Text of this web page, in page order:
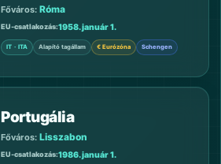
Főváros: Róma
EU-csatlakozás 1958. január 1.
IT · ITA Alapító tagállam € Eurózóna Schengen
Portugália
Főváros: Lisszabon
EU-csatlakozás 1986. január 1.